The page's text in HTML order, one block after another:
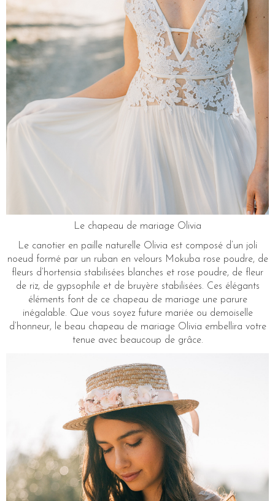
Le chapeau de mariage Olivia
Le canotier en paille naturelle Olivia est composé d’un joli
noeud formé par un ruban en velours Mokuba rose poudre, de
fleurs d’hortensia stabilisées blanches et rose poudre, de fleur
de riz, de gypsophile et de bruyère stabilisées. Ces élégants
éléments font de ce chapeau de mariage une parure
inégalable. Que vous soyez future mariée ou demoiselle
d’honneur, le beau chapeau de mariage Olivia embellira votre
tenue avec beaucoup de grâce.